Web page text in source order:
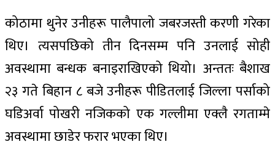
कोठामा थुनेर उनीहरू पालैपालो जबरजस्ती करणी गरेका
थिए। त्यसपछिको तीन दिनसम्म पनि उनलाई सोही
अवस्थामा बन्धक बनाइराखिएको थियो। अन्ततः बैशाख
२३ गते बिहान ८ बजे उनीहरू पीडितलाई जिल्ला पर्साको
घडिअर्वा पोखरी नजिकको एक गल्लीमा एक्लै रगताम्मे
अवस्थामा छाडेर फरार भएका थिए।